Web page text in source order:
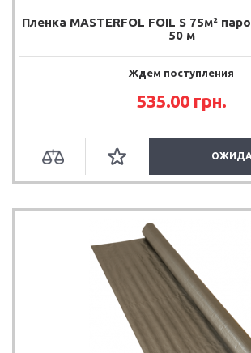
Пленка MASTERFOL FOIL S 75м²
50 м
Ждем поступления
535.00 грн.